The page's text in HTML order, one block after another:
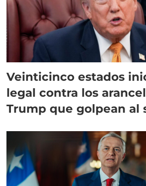
Veinticinco estados
legal contra los
Trump que golpean al